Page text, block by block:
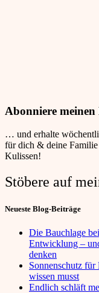
Abonniere meinen
… und erhalte
für dich & deine Familie
Kulissen!
Stöbere auf
Neueste Blog-Beiträge
Die Bauchlage
Entwicklung –
denken
Sonnenschutz
wissen musst
Endlich schläft